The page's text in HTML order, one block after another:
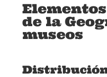
de la
museos